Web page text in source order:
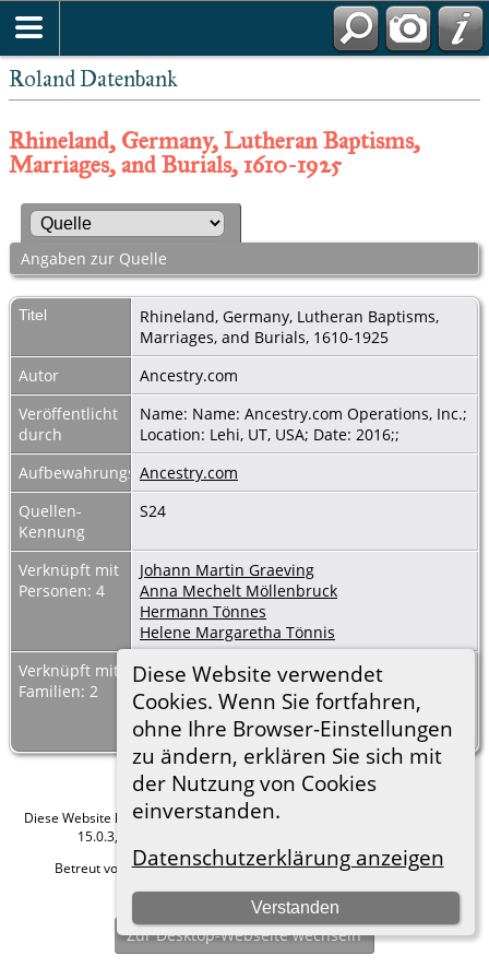
Roland Datenbank
Diese Website verwendet
Cookies. Wenn Sie fortfahren,
ohne Ihre Browser-Einstellungen
zu ändern, erklären Sie sich mit
der Nutzung von Cookies
einverstanden.
Datenschutzerklärung anzeigen
Verstanden
Rhineland, Germany, Lutheran Baptisms,
Marriages, and Burials, 1610-1925
Angaben zur Quelle
Titel
Rhineland, Germany, Lutheran Baptisms,
Marriages, and Burials, 1610-1925
Autor
Ancestry.com
Veröffentlicht
durch
Name: Name: Ancestry.com Operations, Inc.;
Location: Lehi, UT, USA; Date: 2016;;
AufbewahrungsortAncestry.com
Quellen-
Kennung
S24
Verknüpft mit
Personen: 4
Johann Martin Graeving
Anna Mechelt Möllenbruck
Hermann Tönnes
Helene Margaretha Tönnis
Verknüpft mit
Familien: 2
Familie: Hermann Tönnes / Anna Mechelt
Möllenbruck
Familie: Johann Martin Graeving / Helene
Margaretha Tönnis
Diese Website läuft mitThe Next Generation of Genealogy Sitebuilding
15.0.3, programmiert von Darrin Lythgoe © 2001-2026.
Betreut von
Roland zu Dortmund e.V.. |Datenschutzerklärung.
Hier geht es zum Impressum
Zur Desktop-Webseite wechseln